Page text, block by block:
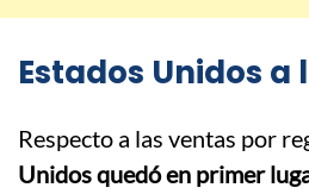
Estados Unidos a
Respecto a las ventas por
Unidos quedó en primer